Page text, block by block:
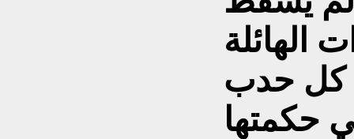
الهائلة
كل حدب
حكمتها